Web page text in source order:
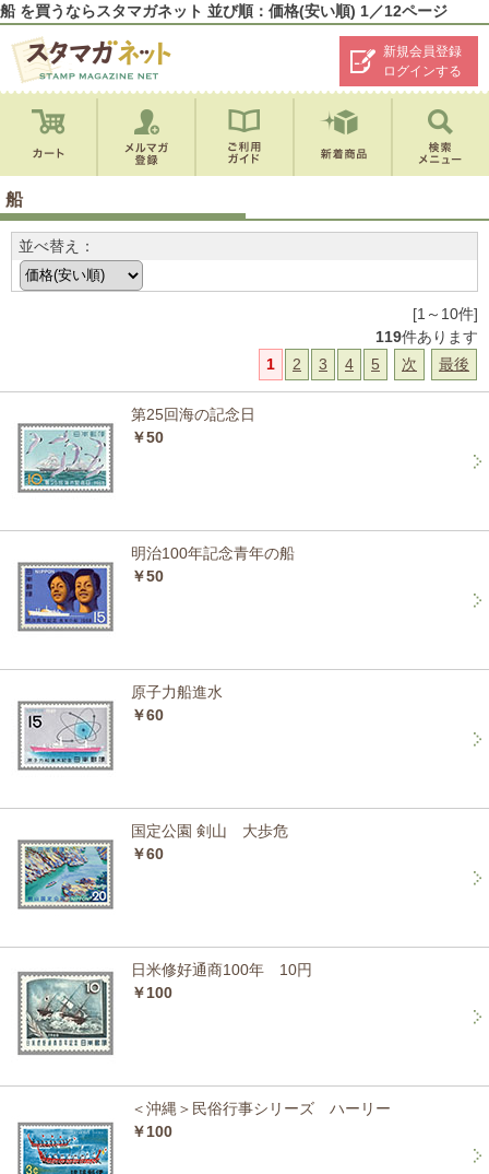
船 を買うならスタマガネット 並び順：価格(安い順) 1／12ページ
新規会員登録
ログインする
船
並べ替え：
[1～10件]
119件あります
1
2 3 4 5 次 最後
第25回海の記念日
￥50
明治100年記念青年の船
￥50
原子力船進水
￥60
国定公園 剣山 大歩危
￥60
日米修好通商100年 10円
￥100
＜沖縄＞民俗行事シリーズ ハーリー
￥100